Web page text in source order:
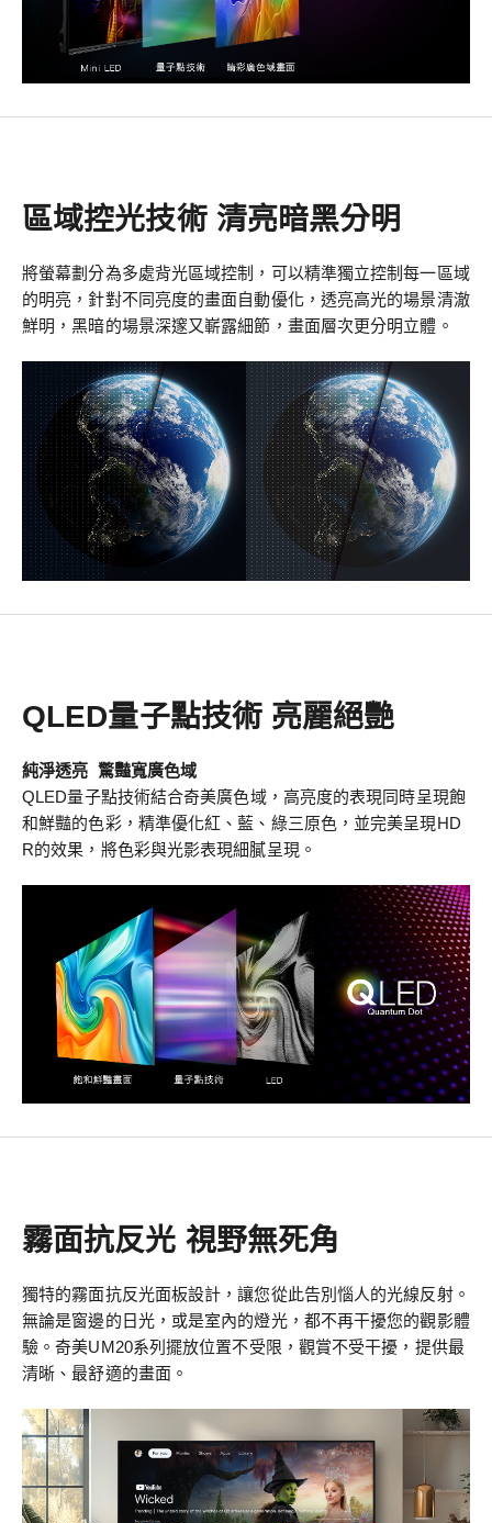
區域控光技術 清亮暗黑分明
將螢幕劃分為多處背光區域控制，可以精準獨立控制每一區域
的明亮，針對不同亮度的畫面自動優化，透亮高光的場景清澈
鮮明，黑暗的場景深邃又嶄露細節，畫面層次更分明立體。
QLED量子點技術 亮麗絕艷
純淨透亮 驚豔寬廣色域
QLED量子點技術結合奇美廣色域，高亮度的表現同時呈現飽
和鮮豔的色彩，精準優化紅、藍、綠三原色，並完美呈現HD
R的效果，將色彩與光影表現細膩呈現。
霧面抗反光 視野無死角
獨特的霧面抗反光面板設計，讓您從此告別惱人的光線反射。
無論是窗邊的日光，或是室內的燈光，都不再干擾您的觀影體
驗。奇美UM20系列擺放位置不受限，觀賞不受干擾，提供最
清晰、最舒適的畫面。